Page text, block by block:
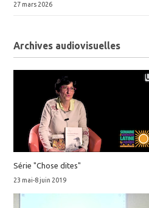
27 mars 2026
Archives audiovisuelles
Série "Chose dites"
23 mai-8 juin 2019